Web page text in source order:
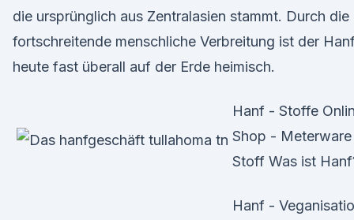
die ursprünglich aus Zentralasien stammt. Durch die
fortschreitende menschliche Verbreitung ist der
heute fast überall auf der Erde heimisch.
Hanf - Stoffe
Shop - Meterware
Stoff Was ist
Hanf -